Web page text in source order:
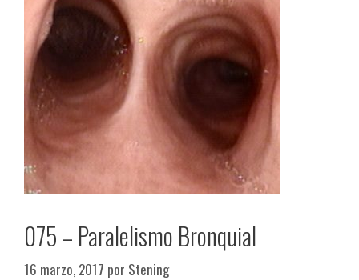
075 – Paralelismo Bronquial
16 marzo, 2017 por Stening